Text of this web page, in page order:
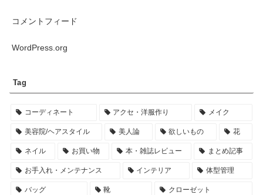
コメントフィード
WordPress.org
Tag
コーディネート アクセ・洋服作り メイク
美容院/ヘアスタイル 美人論 欲しいもの 花
ネイル お買い物 本・雑誌レビュー まとめ記事
お手入れ・メンテナンス インテリア 体型管理
バッグ 靴 クローゼット